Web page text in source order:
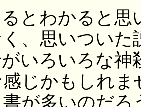
とわかると思
、思いつい
いろいろな
感じかもしれ
が多いのだ